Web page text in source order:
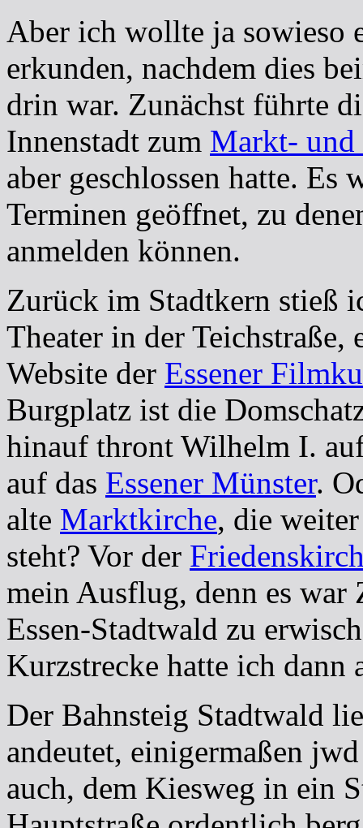
Aber ich wollte ja sowieso
erkunden, nachdem dies
drin war. Zunächst führte
Innenstadt zum Markt- und
aber geschlossen hatte. Es
Terminen geöffnet, zu
anmelden können.
Zurück im Stadtkern stieß
Theater in der Teichstraße,
Website der Essener
Burgplatz ist die
hinauf thront Wilhelm I.
auf das Essener Münster.
alte Marktkirche, die
steht? Vor der
mein Ausflug, denn es war
Essen-Stadtwald zu
Kurzstrecke hatte ich dann
Der Bahnsteig Stadtwald
andeutet, einigermaßen
auch, dem Kiesweg in ein